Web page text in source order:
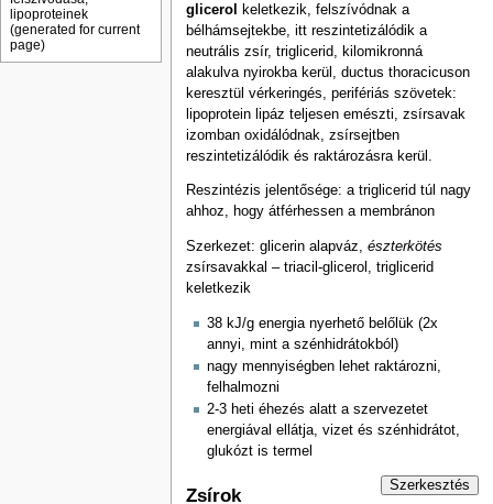
glicerol
keletkezik, felszívódnak a
bélhámsejtekbe, itt reszintetizálódik a
neutrális zsír, triglicerid, kilomikronná
alakulva nyirokba kerül, ductus thoracicuson
keresztül vérkeringés, perifériás szövetek:
lipoprotein lipáz teljesen emészti, zsírsavak
izomban oxidálódnak, zsírsejtben
reszintetizálódik és raktározásra kerül.
Reszintézis jelentősége: a triglicerid túl nagy
ahhoz, hogy átférhessen a membránon
Szerkezet: glicerin alapváz, észterkötés
zsírsavakkal – triacil-glicerol, triglicerid
keletkezik
38 kJ/g energia nyerhető belőlük (2x
annyi, mint a szénhidrátokból)
nagy mennyiségben lehet raktározni,
felhalmozni
2-3 heti éhezés alatt a szervezetet
energiával ellátja, vizet és szénhidrátot,
glukózt is termel
Szerkesztés
Zsírok